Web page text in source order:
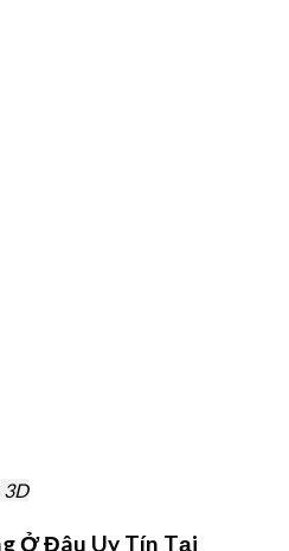
3D
Ở Đâu Uy Tín Tại